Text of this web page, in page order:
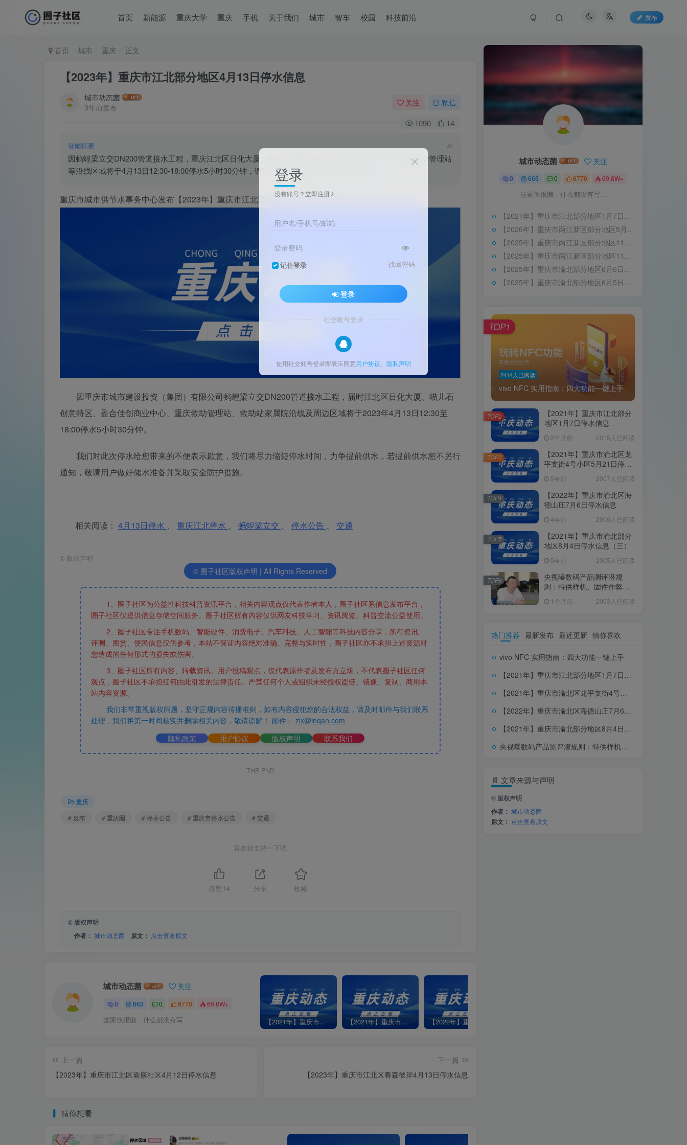
首页 新能源 重庆大学 重庆 手机 关于我们 城市 智车 校园 科技前沿 发布
首页 城市 重庆 正文
【2023年】重庆市江北部分地区4月13日停水信息
城市动态菌
3年前发布
关注 私信
1090 14
智能摘要 AI
因蚂蝗梁立交DN200管道接水工程，重庆江北区日化大厦、喵儿石创意特区、盈合佳创商业中心、重庆救助管理站
等沿线区域将于4月13日12:30-18:00停水5小时30分钟，请用户提前储水并做好安全防护。
重庆市城市供节水事务中心发布【2023年】重庆市江北部分地区4月13日停水信息，正文内容如下：
因重庆市城市建设投资（集团）有限公司蚂蝗梁立交DN200管道接水工程，届时江北区日化大厦、喵儿石
创意特区、盈合佳创商业中心、重庆救助管理站、救助站家属院沿线及周边区域将于2023年4月13日12:30至
18:00停水5小时30分钟。
我们对此次停水给您带来的不便表示歉意，我们将尽力缩短停水时间，力争提前供水，若提前供水恕不另行
通知，敬请用户做好储水准备并采取安全防护措施。
相关阅读： 4月13日停水 、 重庆江北停水 、 蚂蝗梁立交 、 停水公告 、 交通
© 版权声明
© 圈子社区版权声明 | All Rights Reserved
1、圈子社区为公益性科技科普资讯平台，相关内容观点仅代表作者本人，圈子社区系信息发布平台，
圈子社区仅提供信息存储空间服务。圈子社区所有内容仅供网友科技学习、资讯阅览、科普交流公益使用。
2、圈子社区专注手机数码、智能硬件、消费电子、汽车科技、人工智能等科技内容分享，所有资讯、
评测、图赏、便民信息仅供参考，本站不保证内容绝对准确、完整与实时性，圈子社区亦不承担上述资源对
您造成的任何形式的损失或伤害。
3、圈子社区所有内容、转载资讯、用户投稿观点，仅代表原作者及发布方立场，不代表圈子社区任何
观点，圈子社区不承担任何由此引发的法律责任。严禁任何个人或组织未经授权盗链、镜像、复制、商用本
站内容资源。
我们非常重视版权问题，坚守正规内容传播准则，如有内容侵犯您的合法权益，请及时邮件与我们联系
处理，我们将第一时间核实并删除相关内容，敬请谅解！ 邮件：zlx@inqan.com
隐私政策
用户协议 版权声明 联系我们
THE END
重庆
# 发布
# 重庆圈 # 停水公告 # 重庆市停水公告 # 交通
喜欢就支持一下吧
点赞 14 分享 收藏
© 版权声明
作者： 城市动态菌 原文： 点击查看原文
城市动态菌 关注
0 663 0 6770 69.8W+
这家伙很懒，什么都没有写... 【2021年】重庆市江北部分地区1月7日停水信息 【2021年】重庆市渝北区龙平支街4号小区5月21日停水信息
上一篇
【2023年】重庆市江北区瑜康社区4月12日停水信息
下一篇
【2023年】重庆市江北区春森彼岸4月13日停水信息
猜你想看
城市动态菌 关注
0 663 0 6770 69.8W+
这家伙很懒，什么都没有写...
【2021年】重庆市江北部分地区1月7日停水信息
【2026年】重庆市两江新区部分地区5月10日停水信息
【2025年】重庆市两江新区部分地区11月25日停水信息
【2025年】重庆市两江新区部分地区11月22日停水信息
【2025年】重庆市渝北部分地区6月6日停水信息
【2025年】重庆市渝北部分地区6月5日停水信息
2414人已阅读
vivo NFC 实用指南：四大功能一键上手
TOP1
【2021年】重庆市江北部分
地区1月7日停水信息
2个月前 2015人已阅读
TOP2
【2021年】重庆市渝北区龙
平支街4号小区5月21日停水
5年前 2007人已阅读
TOP3
【2022年】重庆市渝北区海
德山庄7月6日停水信息
4年前 2006人已阅读
TOP4
【2021年】重庆市渝北部分
地区8月4日停水信息（三）
5年前 2005人已阅读
TOP5
央视曝数码产品测评潜规
则：特供样机、固件作弊、
1个月前 2003人已阅读
TOP6
热门推荐 最新发布 最近更新 猜你喜欢
vivo NFC 实用指南：四大功能一键上手
【2021年】重庆市江北部分地区1月7日停水信息
【2021年】重庆市渝北区龙平支街4号小区5月21日停水信息
【2022年】重庆市渝北区海德山庄7月6日停水信息
【2021年】重庆市渝北部分地区8月4日停水信息（三）
央视曝数码产品测评潜规则：特供样机、固件作弊、云端调控
📄 文章来源与声明
© 版权声明
作者： 城市动态菌
原文： 点击查看原文
登录
没有账号？立即注册
用户名/手机号/邮箱
登录密码
记住登录 找回密码
登录
社交账号登录
使用社交账号登录即表示同意用户协议 隐私声明